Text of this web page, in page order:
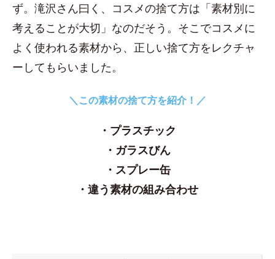
ず。滝沢さん曰く、コスメの捨て方は「素材別に
考えることが大切」なのだそう。そこでコスメに
よく使われる素材から、正しい捨て方をレクチャ
ーしてもらいました。
＼この素材の捨て方を紹介！／
・プラスチック
・ガラスびん
・スプレー缶
・違う素材の組み合わせ